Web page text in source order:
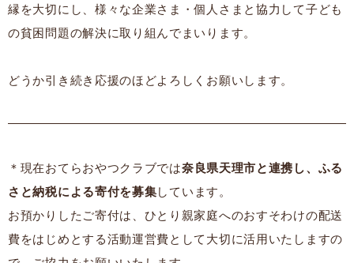
縁を大切にし、様々な企業さま・個人さまと協力して子ども
の貧困問題の解決に取り組んでまいります。
どうか引き続き応援のほどよろしくお願いします。
＊現在おてらおやつクラブでは奈良県天理市と連携し、ふる
さと納税による寄付を募集しています。
お預かりしたご寄付は、ひとり親家庭へのおすそわけの配送
費をはじめとする活動運営費として大切に活用いたしますの